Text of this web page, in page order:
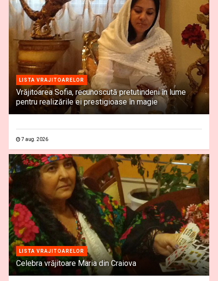
LISTA VRAJITOARELOR
Vrăjitoarea Sofia, recunoscută pretutindeni în lume
pentru realizările ei prestigioase în magie
7 aug. 2026
LISTA VRAJITOARELOR
Celebra vrăjitoare Maria din Craiova